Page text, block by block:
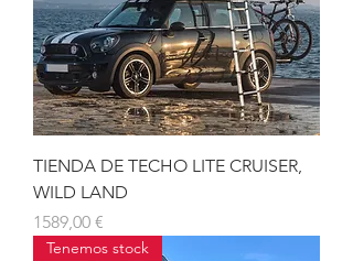
TIENDA DE TECHO LITE CRUISER,
WILD LAND
Precio
1589,00 €
Tenemos stock